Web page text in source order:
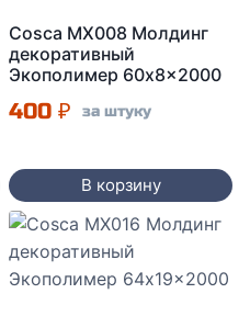
Cosca MX008 Молдинг
декоративный
Экополимер 60x8x2000
400 ₽ за штуку
В корзину